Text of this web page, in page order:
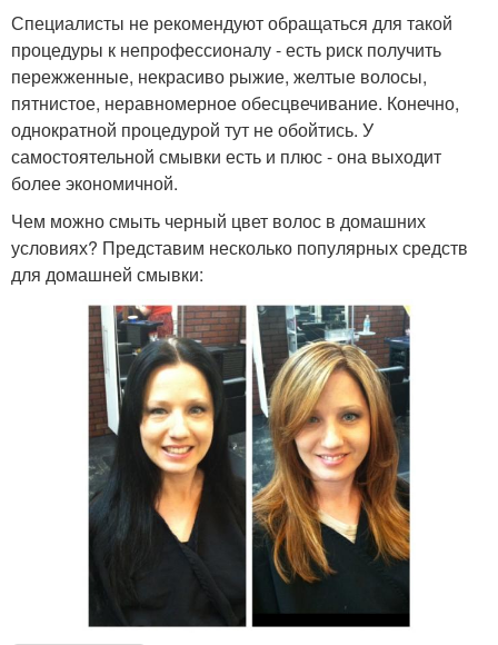
Специалисты не рекомендуют обращаться для такой
процедуры к непрофессионалу - есть риск получить
пережженные, некрасиво рыжие, желтые волосы,
пятнистое, неравномерное обесцвечивание. Конечно,
однократной процедурой тут не обойтись. У
самостоятельной смывки есть и плюс - она выходит
более экономичной.
Чем можно смыть черный цвет волос в домашних
условиях? Представим несколько популярных средств
для домашней смывки: